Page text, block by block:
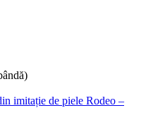
imitație de piele Rodeo –